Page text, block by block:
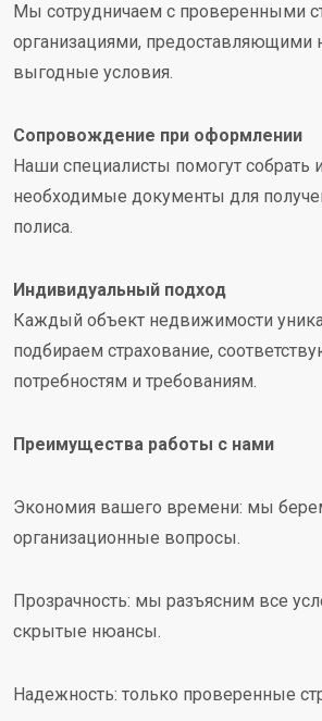
Мы сотрудничаем с проверенными
организациями, предоставляющими
выгодные условия.
Сопровождение при оформлении
Наши специалисты помогут собрать
необходимые документы для
полиса.
Индивидуальный подход
Каждый объект недвижимости
подбираем страхование,
потребностям и требованиям.
Преимущества работы с нами
Экономия вашего времени: мы
организационные вопросы.
Прозрачность: мы разъясним все
скрытые нюансы.
Надежность: только проверенные